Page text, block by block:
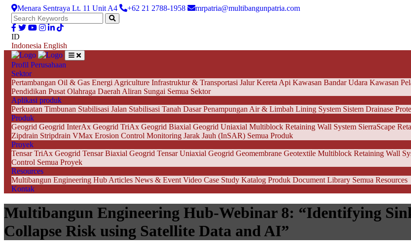
Menara Sentraya Lt. 11 Unit A4 +62 21 2788-1958 mrpatria@multibangunpatria.com
ID
Indonesia English
Profil Perusahaan
Sektor
Pertambangan Oil & Gas Energi Agriculture Infrastruktur & Transportasi Jalur Kereta Api Kawasan Bandar Udara Kawasan
Pendidikan Pusat Olahraga Daerah Aliran Sungai Semua Sektor
Aplikasi produk
Perkuatan Timbunan Stabilisasi Jalan Stabilisasi Tanah Dasar Penampungan Air & Limbah Lining System Sistem Drainase
Produk
Geogrid Geogrid InterAx Geogrid TriAx Geogrid Biaxial Geogrid Uniaxial Multiblock Retaining Wall System SierraScape
Zipdrain Stripdrain VMax Erosion Control Monitoring Jarak Jauh (InSAR) Semua Produk
Proyek
Tensar TriAx Geogrid Tensar Biaxial Geogrid Tensar Uniaxial Geogrid Geomembrane Geotextile Multiblock Retaining Wall
Control Semua Proyek
Resources
Multibangun Engineering Hub Articles News & Event Video Case Study Katalog Produk Document Library Semua Resources
Kontak
Multibangun Engineering Hub-Webinar 8: “Identifying
Collapse Risk using Satellite Data and AI”